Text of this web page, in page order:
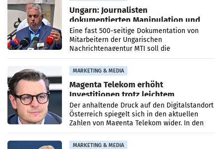
Ungarn: Journalisten
dokumentierten Manipulation und
Zensur
Eine fast 500-seitige Dokumentation von
Mitarbeitern der Ungarischen
Nachrichtenagentur MTI soll die
systematische Nachrichten-Manipulation und
Zensur bei der Agentur während der Zeit
MARKETING & MEDIA
Magenta Telekom erhöht
Investitionen trotz leichtem
Umsatzrückgang
Der anhaltende Druck auf den Digitalstandort
Österreich spiegelt sich in den aktuellen
Zahlen von Magenta Telekom wider. In den
ersten sechs Monaten des laufenden Jahres
verzeichnete
MARKETING & MEDIA